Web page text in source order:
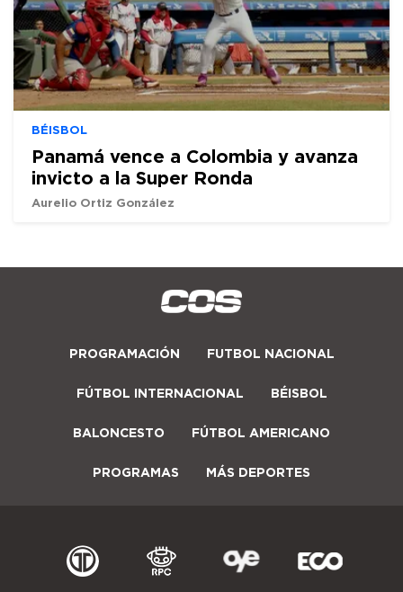
BÉISBOL
Panamá vence a Colombia y avanza
invicto a la Super Ronda
Aurelio Ortiz González
PROGRAMACIÓN FUTBOL NACIONAL
FÚTBOL INTERNACIONAL BÉISBOL
BALONCESTO FÚTBOL AMERICANO
PROGRAMAS MÁS DEPORTES